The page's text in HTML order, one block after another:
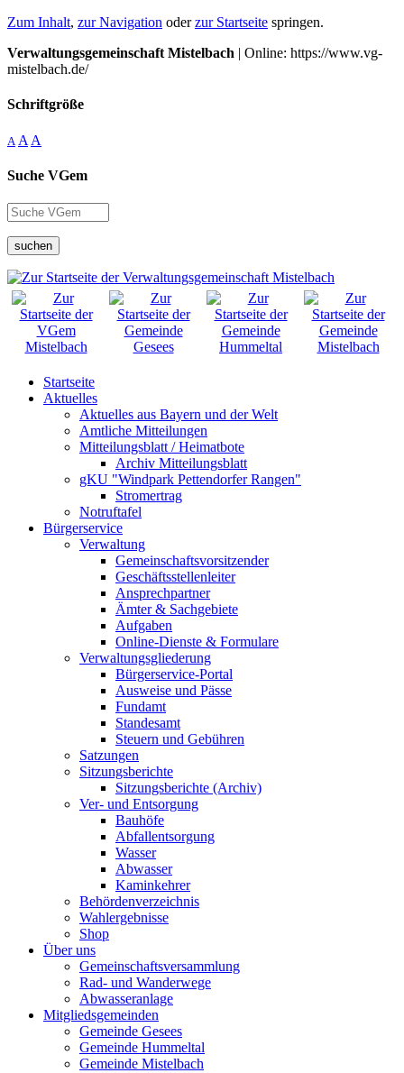
Zum Inhalt, zur Navigation oderzur Startseite springen.
Verwaltungsgemeinschaft Mistelbach | Online: https://www.vg-
mistelbach.de/
Schriftgröße
A A A
Suche VGem
suchen
Startseite
Aktuelles
Aktuelles aus Bayern und der Welt
Amtliche Mitteilungen
Mitteilungsblatt / Heimatbote
Archiv Mitteilungsblatt
gKU "Windpark Pettendorfer Rangen"
Stromertrag
Notruftafel
Bürgerservice
Verwaltung
Gemeinschaftsvorsitzender
Geschäftsstellenleiter
Ansprechpartner
Ämter & Sachgebiete
Aufgaben
Online-Dienste & Formulare
Verwaltungsgliederung
Bürgerservice-Portal
Ausweise und Pässe
Fundamt
Standesamt
Steuern und Gebühren
Satzungen
Sitzungsberichte
Sitzungsberichte (Archiv)
Ver- und Entsorgung
Bauhöfe
Abfallentsorgung
Wasser
Abwasser
Kaminkehrer
Behördenverzeichnis
Wahlergebnisse
Shop
Über uns
Gemeinschaftsversammlung
Rad- und Wanderwege
Abwasseranlage
Mitgliedsgemeinden
Gemeinde Gesees
Gemeinde Hummeltal
Gemeinde Mistelbach